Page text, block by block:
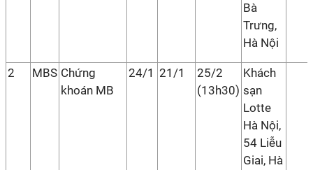
Bà
Trưng,
Hà Nội
2 MBS Chứng
khoán MB
24/1 21/1
25/2
(13h30)
Khách
sạn
Lotte
Hà Nội,
54 Liễu
Giai, Hà